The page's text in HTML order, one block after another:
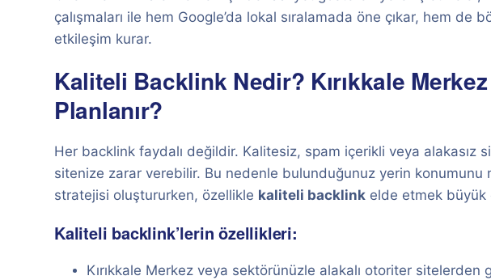
çalışmaları ile hem Google’da lokal sıralamada öne çıkar, hem de
etkileşim kurar.
Kaliteli Backlink Nedir? Kırıkkale
Planlanır?
Her backlink faydalı değildir. Kalitesiz, spam içerikli veya alakasız
sitenize zarar verebilir. Bu nedenle bulunduğunuz yerin konumunu
stratejisi oluştururken, özellikle kaliteli backlink elde etmek büyük
Kaliteli backlink’lerin özellikleri:
Kırıkkale Merkez veya sektörünüzle alakalı otoriter sitelerden